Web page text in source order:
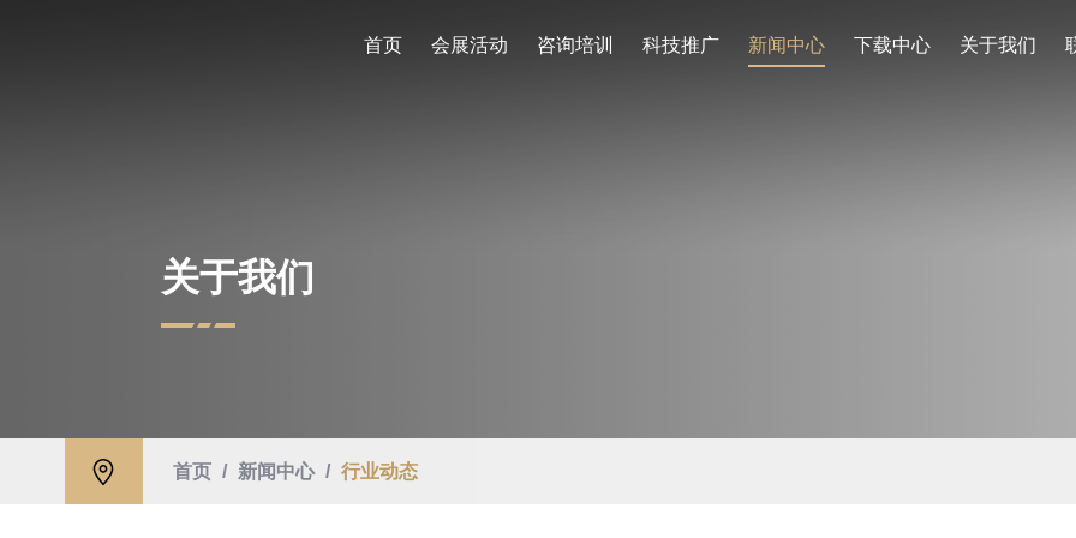
首页 会展活动 咨询培训 科技推广 新闻中心 下载中心 关于我们
关于我们
首页 / 新闻中心 / 行业动态